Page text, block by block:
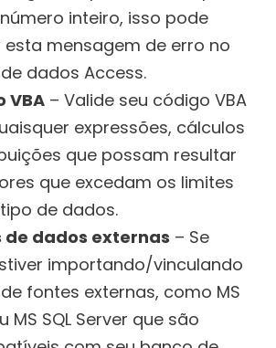
inteiro, isso pode
esta mensagem de erro no
dados Access.
VBA – Valide seu código VBA
expressões, cálculos
que possam resultar
que excedam os limites
de dados.
de dados externas – Se
importando/vinculando
fontes externas, como MS
MS SQL Server que são